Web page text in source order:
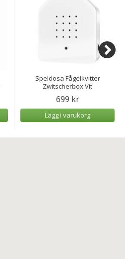
Speldosa Fågelkvitter
Zwitscherbox Vit
699 kr
Lägg i varukorg